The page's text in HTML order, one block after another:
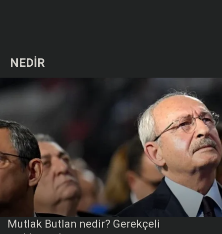
NEDİR
Mutlak Butlan nedir? Gerekçeli